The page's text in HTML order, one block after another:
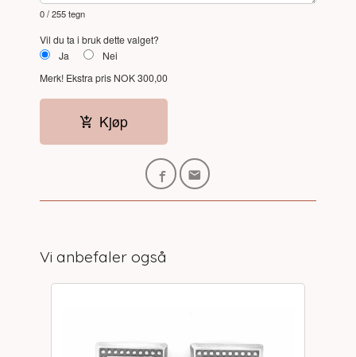
0/ 255 tegn
Vil du ta i bruk dette valget?
Ja
Nei
Merk! Ekstra pris NOK 300,00
Kjøp
Vi anbefaler også